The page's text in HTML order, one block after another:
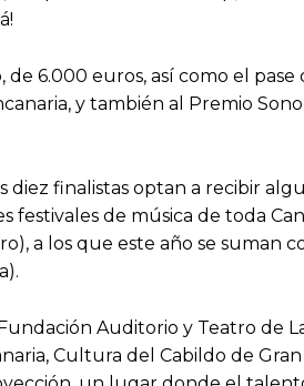
6.000 euros, así como el
y también al Premio
finalistas optan a recibir
de música de toda
a los que este año se suman
Auditorio y Teatro de
Cultura del Cabildo de